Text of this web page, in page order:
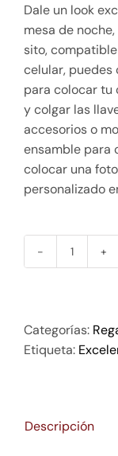
Dale un look
mesa de
sito,
celular, puedes
para colocar tu
y colgar las
accesorios o
ensamble para
colocar una
personalizado
Base
y
cantidad
Categorías:
Etiqueta:
Descripción